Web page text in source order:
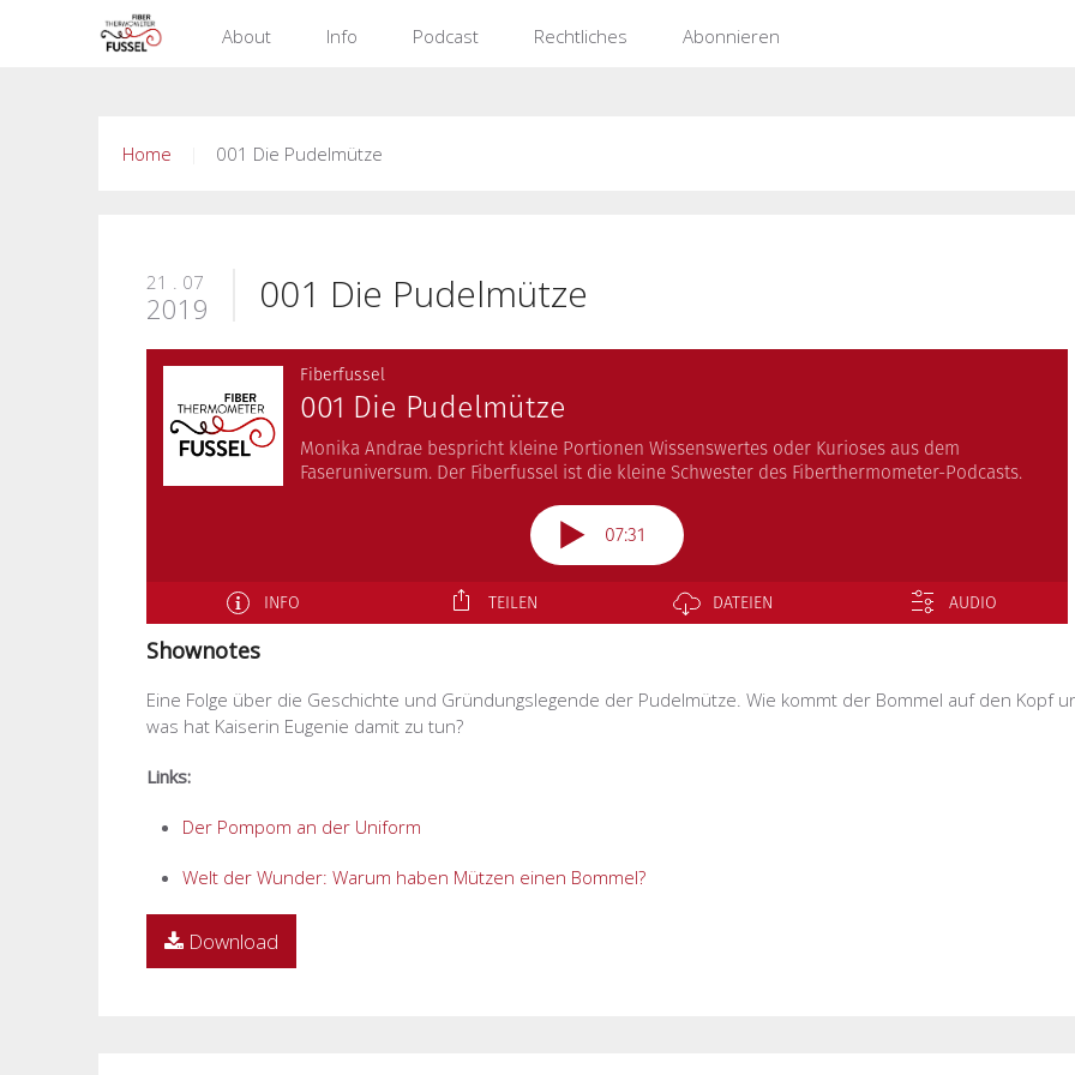
About
Info Podcast Rechtliches Abonnieren
Home 001 Die Pudelmütze
21 . 07
2019 001 Die Pudelmütze
Shownotes
Eine Folge über die Geschichte und Gründungslegende der Pudelmütze. Wie kommt der Bommel auf den Kopf
was hat Kaiserin Eugenie damit zu tun?
Links:
Der Pompom an der Uniform
Welt der Wunder: Warum haben Mützen einen Bommel?
Download